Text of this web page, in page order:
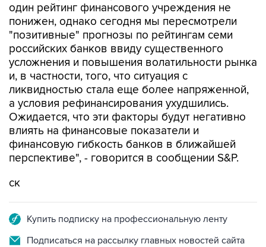
"позитивные" прогнозы по рейтингам семи
российских банков ввиду существенного
усложнения и повышения волатильности рынка
и, в частности, того, что ситуация с
ликвидностью стала еще более напряженной,
а условия рефинансирования ухудшились.
Ожидается, что эти факторы будут негативно
влиять на финансовые показатели и
финансовую гибкость банков в ближайшей
перспективе", - говорится в сообщении S&P.
ск
Подписаться на рассылку главных новостей сайта
Получать оперативные новости в официальном